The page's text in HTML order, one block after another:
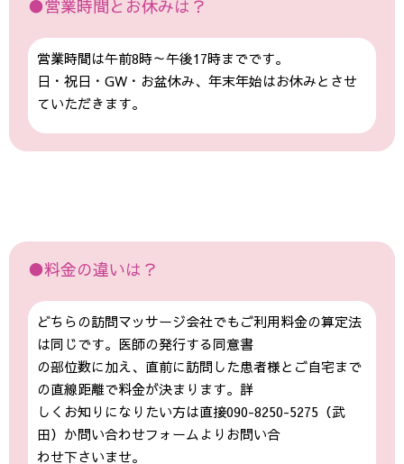
●営業時間とお休みは？
営業時間は午前8時～午後17時までです。
日・祝日・GW・お盆休み、年末年始はお休みとさせ
ていただきます。
●料金の違いは？
どちらの訪問マッサージ会社でもご利用料金の算定法
は同じです。医師の発行する同意書
の部位数に加え、直前に訪問した患者様とご自宅まで
の直線距離で料金が決まります。詳
しくお知りになりたい方は直接090-8250-5275（武
田）か問い合わせフォームよりお問い合
わせ下さいませ。